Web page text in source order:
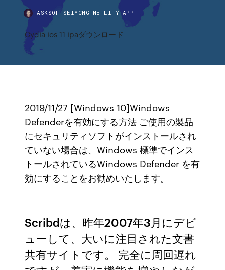
ASKSOFTSEIYCHG.NETLIFY.APP
Cydia ios 11 ipaダウンロード
2019/11/27 [Windows 10]Windows
Defenderを有効にする方法 ご使用の製品
にセキュリティソフトがインストールされ
ていない場合は、Windows 標準でインス
トールされているWindows Defender を有
効にすることをお勧めいたします。
Scribdは、昨年2007年3月にデビ
ューして、大いに注目された文書
共有サイトです。 完全に周回遅れ